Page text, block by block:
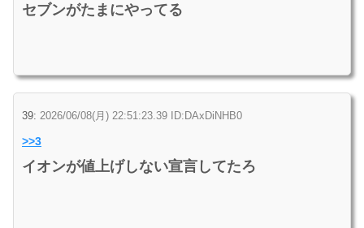
セブンがたまにやってる
39: 2026/06/08(月) 22:51:23.39 ID:DAxDiNHB0
>>3
イオンが値上げしない宣言してたろ